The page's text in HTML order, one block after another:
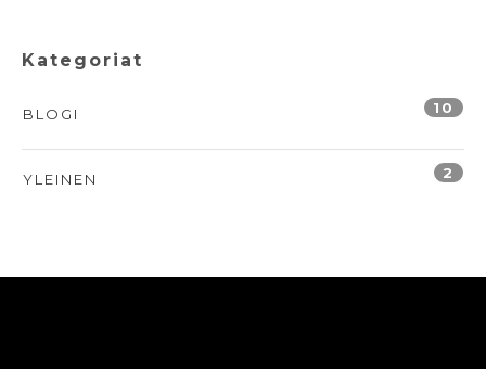
Kategoriat
BLOGI 10
YLEINEN 2